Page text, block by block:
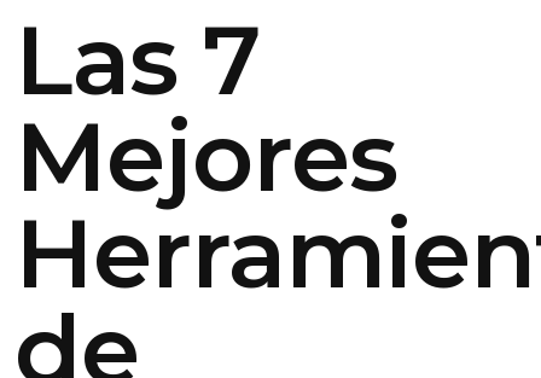
Las 7
Mejores
de